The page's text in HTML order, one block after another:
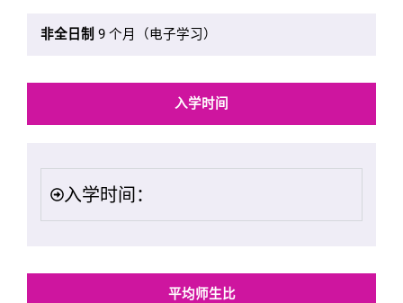
非全日制 9 个月（电子学习）
入学时间
入学时间：
平均师生比